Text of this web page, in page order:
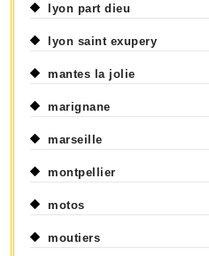
lyon part dieu
lyon saint exupery
mantes la jolie
marignane
marseille
montpellier
motos
moutiers